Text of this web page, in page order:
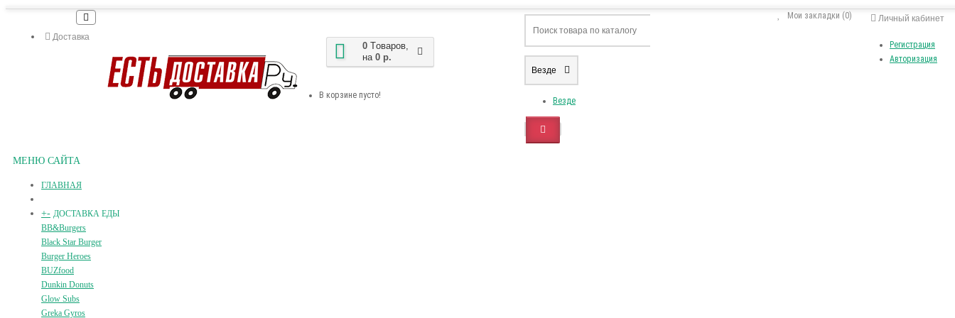
Доставка
Личный кабинет
Регистрация
Авторизация
Мои закладки (0)
0 Tоваров,
на 0 р.
В корзине пусто!
Везде
Везде
МЕНЮ САЙТА
ГЛАВНАЯ
+- ДОСТАВКА ЕДЫ
BB&Burgers
Black Star Burger
Burger Heroes
BUZfood
Dunkin Donuts
Glow Subs
Greka Gyros